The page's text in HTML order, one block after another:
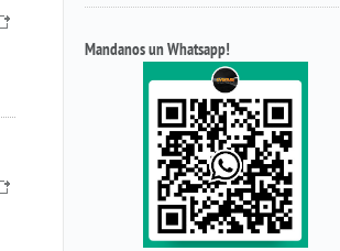
Mandanos un Whatsapp!